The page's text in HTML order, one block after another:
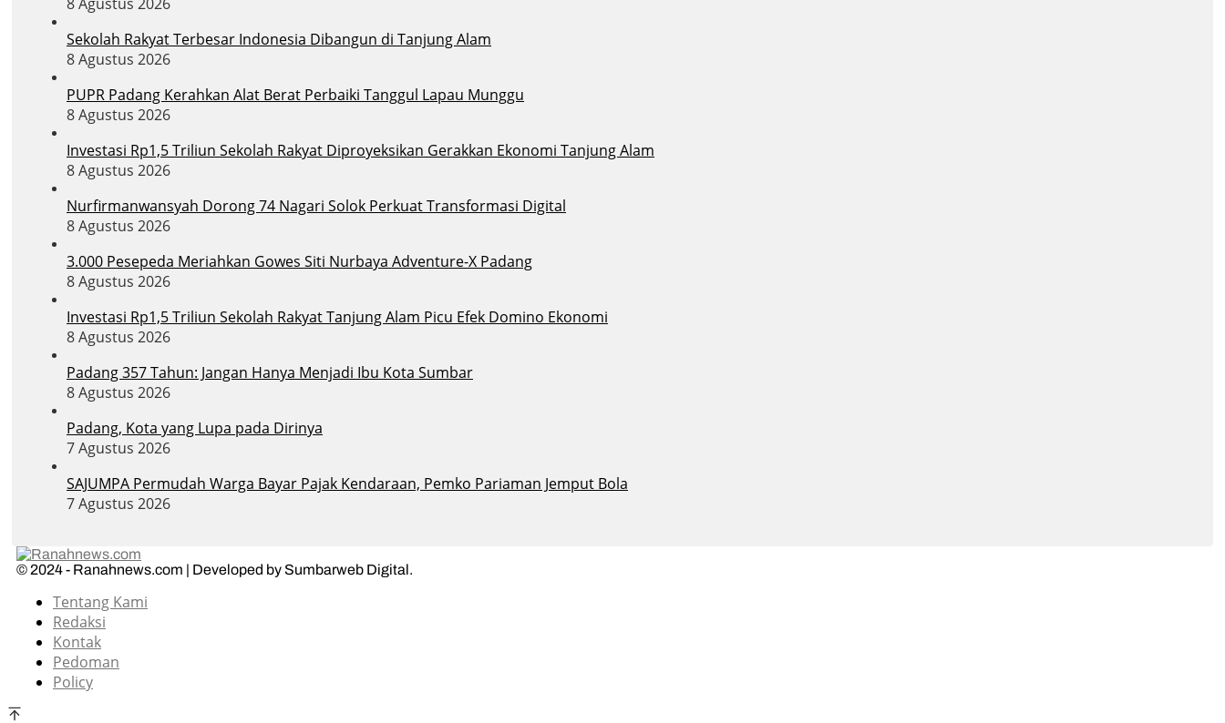
Sekolah Rakyat Terbesar Indonesia Dibangun di Tanjung Alam
8 Agustus 2026
PUPR Padang Kerahkan Alat Berat Perbaiki Tanggul Lapau Munggu
8 Agustus 2026
Investasi Rp1,5 Triliun Sekolah Rakyat Diproyeksikan Gerakkan Ekonomi Tanjung Alam
8 Agustus 2026
Nurfirmanwansyah Dorong 74 Nagari Solok Perkuat Transformasi Digital
8 Agustus 2026
3.000 Pesepeda Meriahkan Gowes Siti Nurbaya Adventure-X Padang
8 Agustus 2026
Investasi Rp1,5 Triliun Sekolah Rakyat Tanjung Alam Picu Efek Domino Ekonomi
8 Agustus 2026
Padang 357 Tahun: Jangan Hanya Menjadi Ibu Kota Sumbar
8 Agustus 2026
Padang, Kota yang Lupa pada Dirinya
7 Agustus 2026
SAJUMPA Permudah Warga Bayar Pajak Kendaraan, Pemko Pariaman Jemput Bola
7 Agustus 2026
© 2024 - Ranahnews.com | Developed by Sumbarweb Digital.
Tentang Kami
Redaksi
Kontak
Pedoman
Policy